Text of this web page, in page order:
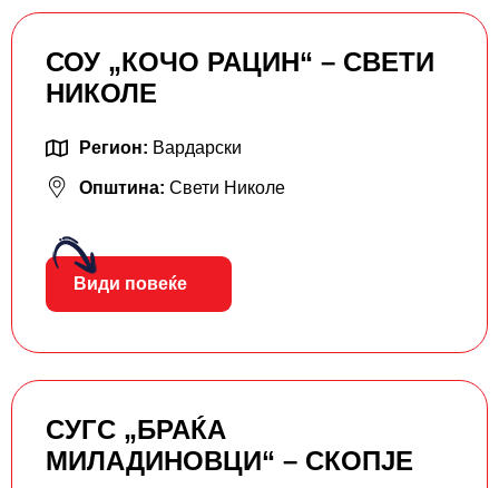
СОУ „КОЧО РАЦИН“ – СВЕТИ
НИКОЛЕ
Регион: Вардарски
Општина: Свети Николе
Види повеќе
СУГС „БРАЌА
МИЛАДИНОВЦИ“ – СКОПЈЕ